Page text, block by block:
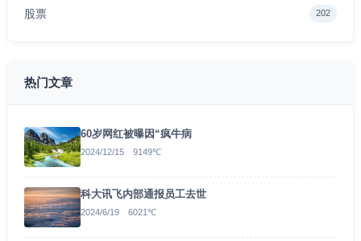
股票 202
热门文章
60岁网红被曝因“疯牛病
2024/12/15 9149℃
科大讯飞内部通报员工去世
2024/6/19 6021℃